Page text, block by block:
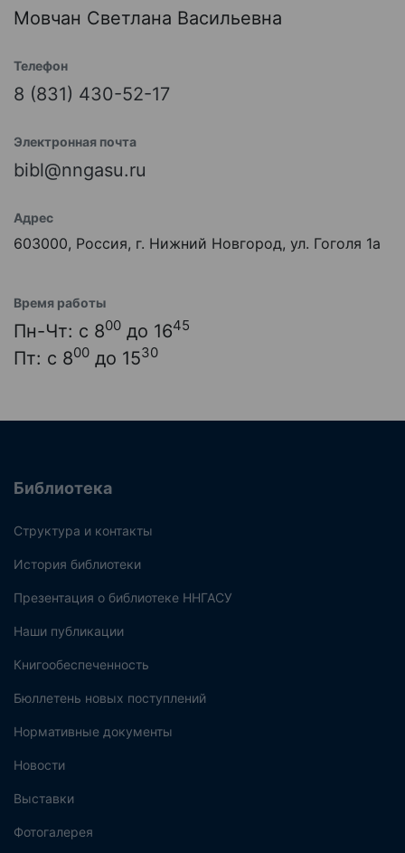
Мовчан Светлана Васильевна
Телефон
8 (831) 430-52-17
Электронная почта
bibl@nngasu.ru
Адрес
603000, Россия, г. Нижний Новгород, ул. Гоголя 1а
Время работы
Пн-Чт: с 800 до 1645
Пт: с 800 до 1530
Библиотека
Структура и контакты
История библиотеки
Презентация о библиотеке ННГАСУ
Наши публикации
Книгообеспеченность
Бюллетень новых поступлений
Нормативные документы
Новости
Выставки
Фотогалерея